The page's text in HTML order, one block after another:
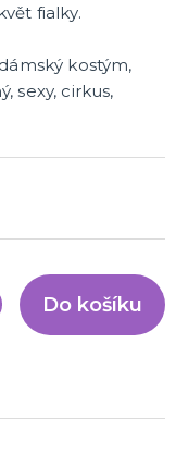
fialky.
kostým,
sexy, cirkus,
Do košíku